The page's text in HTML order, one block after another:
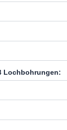
Lochbohrungen: